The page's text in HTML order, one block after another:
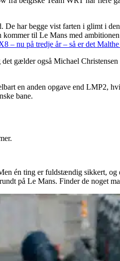
De har begge vist farten i glimt i
til Le Mans med
– nu på tredje år – så er det
gælder også Michael
en anden opgave end LMP2,
bane.
én ting er fuldstændig sikkert,
på Le Mans. Finder de noget